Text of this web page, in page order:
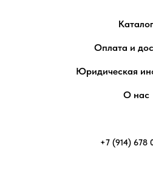
Каталог
Оплата и
Юридическая
О нас
+7 (914) 678